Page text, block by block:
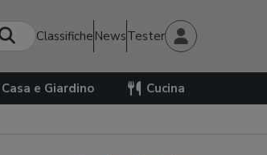
Classifiche NewsTester
Casa e Giardino Cucina